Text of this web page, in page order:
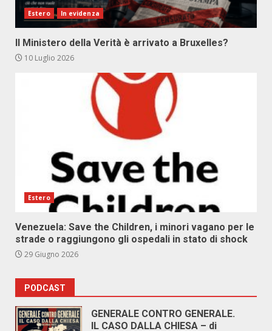
Estero In evidenza
Il Ministero della Verità è arrivato a Bruxelles?
10 Luglio 2026
Estero
Venezuela: Save the Children, i minori vagano per le
strade o raggiungono gli ospedali in stato di shock
29 Giugno 2026
PODCAST
GENERALE CONTRO GENERALE.
IL CASO DALLA CHIESA – di